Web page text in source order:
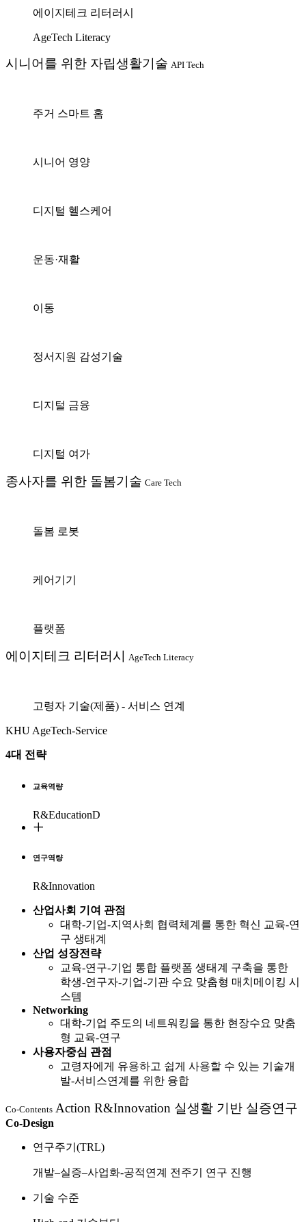
에이지테크 리터러시
AgeTech Literacy
시니어를 위한 자립생활기술 API Tech
주거 스마트 홈
시니어 영양
디지털 헬스케어
운동·재활
이동
정서지원 감성기술
디지털 금융
디지털 여가
종사자를 위한 돌봄기술 Care Tech
돌봄 로봇
케어기기
플랫폼
에이지테크 리터러시 AgeTech Literacy
고령자 기술(제품) - 서비스 연계
KHU AgeTech-Service
4대 전략
교육역량
R&EducationD
연구역량
R&Innovation
산업사회 기여 관점
대학-기업-지역사회 협력체계를 통한 혁신 교육-연
구 생태계
산업 성장전략
교육-연구-기업 통합 플랫폼 생태계 구축을 통한
학생-연구자-기업-기관 수요 맞춤형 매치메이킹 시
스템
Networking
대학-기업 주도의 네트워킹을 통한 현장수요 맞춤
형 교육-연구
사용자중심 관점
고령자에게 유용하고 쉽게 사용할 수 있는 기술개
발-서비스연계를 위한 융합
Co-Contents Action R&Innovation 실생활 기반 실증연구
Co-Design
연구주기(TRL)
개발–실증–사업화-공적연계 전주기 연구 진행
기술 수준